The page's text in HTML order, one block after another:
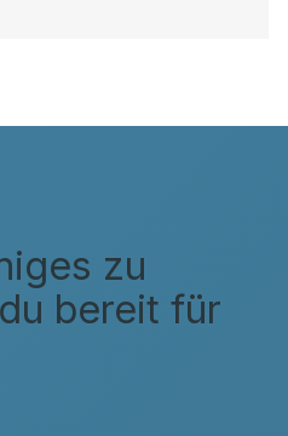
zu
bereit für